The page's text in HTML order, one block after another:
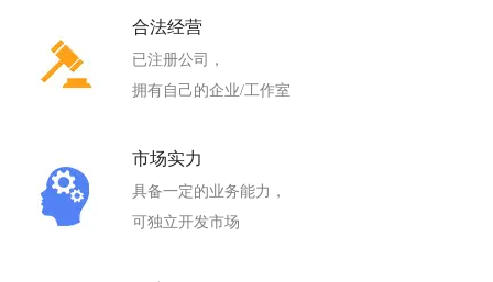
合法经营
已注册公司，
拥有自己的企业/工作室
市场实力
具备一定的业务能力，
可独立开发市场